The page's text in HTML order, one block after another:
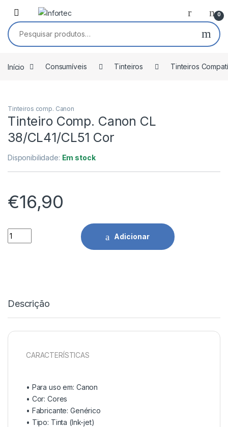
Saltar para navegação
Pular para o conteúdo
0
Pesquisar por:
Início Consumíveis Tinteiros Tinteiros
Tinteiros comp. Canon
Tinteiro Comp. Canon CL
38/CL41/CL51 Cor
Disponibilidade: Em stock
€16,90
Tinteiro Comp. Canon CL 38/CL41/CL51 Cor quantidade
Adicionar
Descrição
CARACTERÍSTICAS
• Para uso em: Canon
• Cor: Cores
• Fabricante:Genérico
• Tipo: Tinta (Ink-jet)